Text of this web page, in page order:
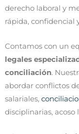
derecho laboral y
rápida, confidencial
Contamos con un
legales
conciliación.
abordar conflictos
salariales,
disciplinarias, acoso